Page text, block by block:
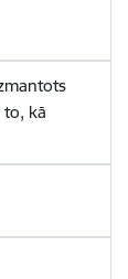
kā